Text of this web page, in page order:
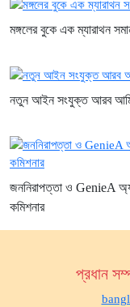
মঙ্গলের বুকে এক ম্যারাথন
নতুন আইন সংযুক্ত আরব
জননিরাপত্তা ও GenieA
কমিশনার
প্রধান